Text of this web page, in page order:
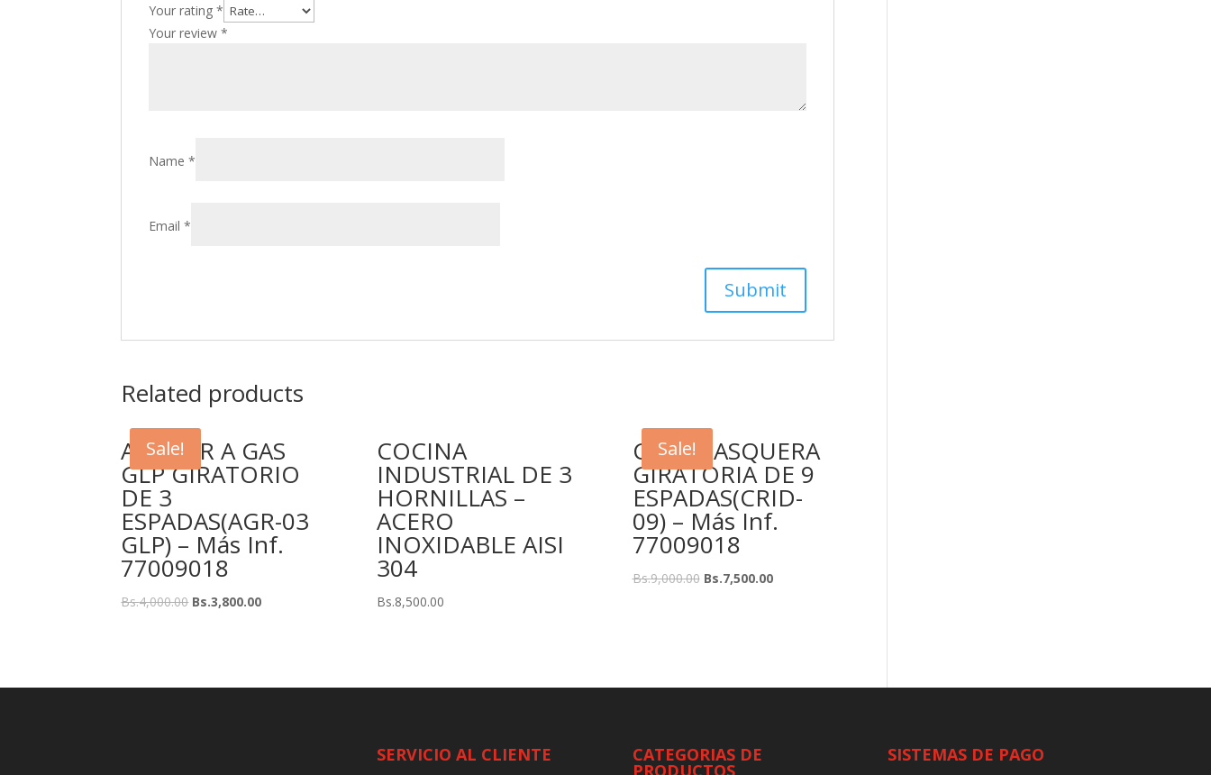
Your rating*
Your review*
Name*
Email*
Related products
Sale!
ASADOR A GAS
GLP GIRATORIO
DE 3
ESPADAS(AGR-03
GLP) – Más Inf.
77009018
Bs.4,000.00 Bs.3,800.00
COCINA
INDUSTRIAL DE 3
HORNILLAS –
ACERO
INOXIDABLE AISI
304
Bs.8,500.00
Sale!
CHURRASQUERA
GIRATORIA DE 9
ESPADAS(CRID-
09) – Más Inf.
77009018
Bs.9,000.00 Bs.7,500.00
SERVICIO AL CLIENTE CATEGORIAS DE
PRODUCTOS
SISTEMAS DE PAGO